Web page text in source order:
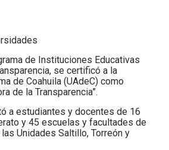
de Instituciones Educativas
se certificó a la
de Coahuila (UAdeC) como
de la Transparencia”.
a estudiantes y docentes de 16
y 45 escuelas y facultades de
Unidades Saltillo, Torreón y